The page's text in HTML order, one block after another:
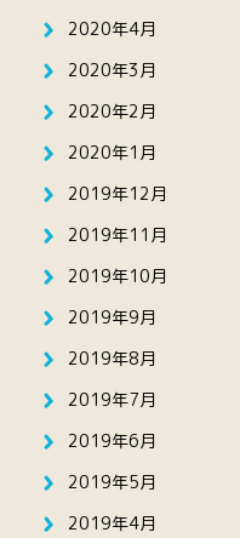
2020年4月
2020年3月
2020年2月
2020年1月
2019年12月
2019年11月
2019年10月
2019年9月
2019年8月
2019年7月
2019年6月
2019年5月
2019年4月